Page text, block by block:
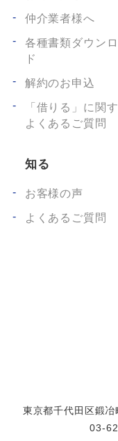
仲介業者様へ
各種書類ダウン
ド
解約のお申込
「借りる」に関
よくあるご質問
知る
お客様の声
よくあるご質問
東京都千代田区鍛
03-